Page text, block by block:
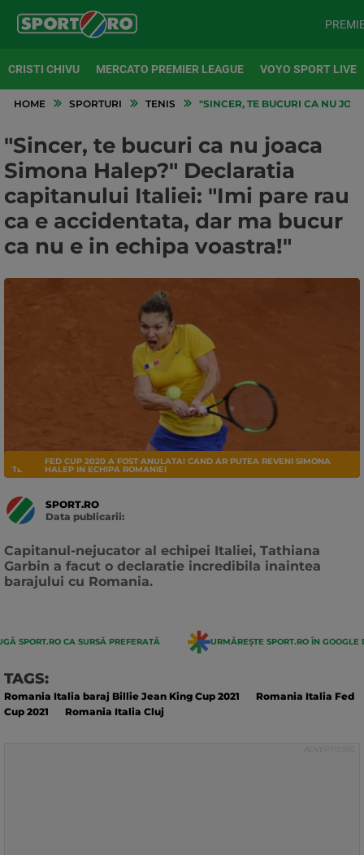
CRISTI CHIVU MERCATO PREMIER LEAGUE VOYO SPORT LIVE
HOME SPORTURI TENIS "SINCER, TE BUCURI CA NU
"Sincer, te bucuri ca nu joaca
Simona Halep?" Declaratia
capitanului Italiei: "Imi pare rau
ca e accidentata, dar ma bucur
ca nu e in echipa voastra!"
TENIS
FED CUP 2020 A FOST ANULATA! CAND AR PUTEA REVENI SIMONA
HALEP IN ECHIPA ROMANIEI
SPORT.RO
Data publicarii:
Capitanul-nejucator al echipei Italiei, Tathiana
Garbin a facut o declaratie incredibila inaintea
barajului cu Romania.
SPORT.RO CA SURSĂ PREFERATĂ URMĂREȘTE SPORT.RO ÎN GOOGLE
TAGS:
Romania Italia baraj Billie Jean King Cup 2021
Romania Italia Fed
Cup 2021
Romania Italia Cluj